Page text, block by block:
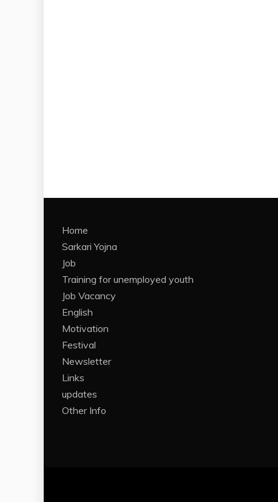
Home
Sarkari Yojna
Job
Training for unemployed youth
Job Vacancy
English
Motivation
Festival
Newsletter
Links
updates
Other Info